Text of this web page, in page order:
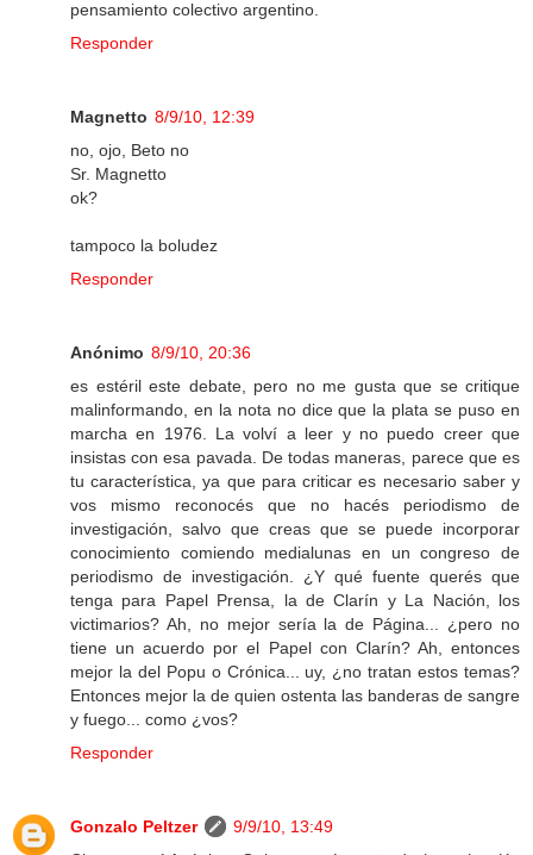
pensamiento colectivo argentino.
Responder
Magnetto 8/9/10, 12:39
no, ojo, Beto no
Sr. Magnetto
ok?
tampoco la boludez
Responder
Anónimo 8/9/10, 20:36
es estéril este debate, pero no me gusta que se critique
malinformando, en la nota no dice que la plata se puso en
marcha en 1976. La volví a leer y no puedo creer que
insistas con esa pavada. De todas maneras, parece que es
tu característica, ya que para criticar es necesario saber y
vos mismo reconocés que no hacés periodismo de
investigación, salvo que creas que se puede incorporar
conocimiento comiendo medialunas en un congreso de
periodismo de investigación. ¿Y qué fuente querés que
tenga para Papel Prensa, la de Clarín y La Nación, los
victimarios? Ah, no mejor sería la de Página... ¿pero no
tiene un acuerdo por el Papel con Clarín? Ah, entonces
mejor la del Popu o Crónica... uy, ¿no tratan estos temas?
Entonces mejor la de quien ostenta las banderas de sangre
y fuego... como ¿vos?
Responder
Gonzalo Peltzer
9/9/10, 13:49